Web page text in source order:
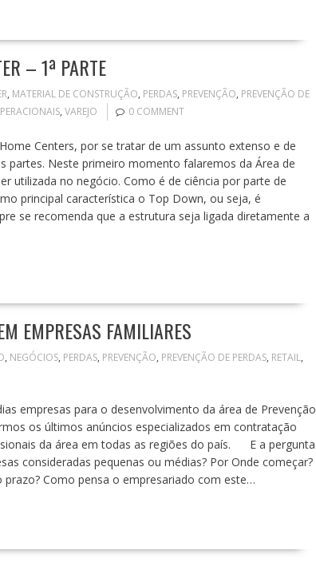
– 1ª PARTE
, MATERIAL DE CONSTRUÇÃO, PERDAS, PREVENÇÃO, PREVENÇÃO DE
, VAREJO 0 COMMENT
Centers, por se tratar de um assunto extenso e de
partes. Neste primeiro momento falaremos da Área de
utilizada no negócio. Como é de ciência por parte de
principal característica o Top Down, ou seja, é
se recomenda que a estrutura seja ligada diretamente a
EMPRESAS FAMILIARES
, NEGÓCIOS, PERDAS, PREVENÇÃO, PREVENÇÃO DE PERDAS, RETAIL,
empresas para o desenvolvimento da área de Prevenção
os últimos anúncios especializados em contratação
da área em todas as regiões do país. E a pergunta
consideradas pequenas ou médias? Por Onde começar?
Como pensa o empresariado com este…